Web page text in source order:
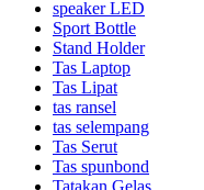
speaker LED
Sport Bottle
Stand Holder
Tas Laptop
Tas Lipat
tas ransel
tas selempang
Tas Serut
Tas spunbond
Tatakan Gelas